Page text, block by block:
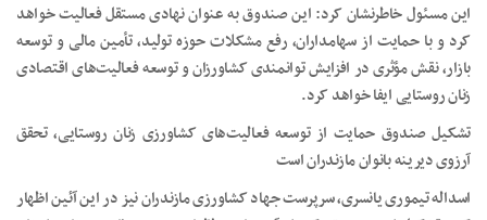
این مسئول خاطرنشان کرد: این صندوق به عنوان نهادی مستقل فعالیت خواهد
کرد و با حمایت از سهامداران، رفع مشکلات حوزه تولید، تأمین مالی و توسعه
بازار، نقش مؤثری در افزایش توانمندی کشاورزان و توسعه فعالیت‌های اقتصادی
زنان روستایی ایفا خواهد کرد.
تشکیل صندوق حمایت از توسعه فعالیت‌های کشاورزی زنان روستایی، تحقق
آرزوی دیرینه بانوان مازندران است
اسداله تیموری یانسری، سرپرست جهاد کشاورزی مازندران نیز در این آئین اظهار